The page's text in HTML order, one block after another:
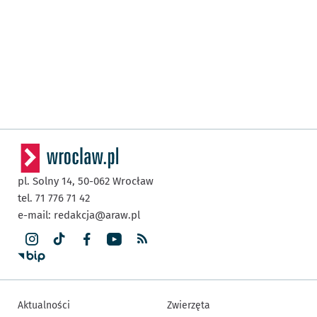
pl. Solny 14, 50-062 Wrocław
tel. 71 776 71 42
e-mail: redakcja@araw.pl
Aktualności Zwierzęta